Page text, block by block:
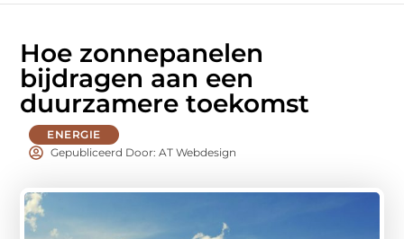
Hoe zonnepanelen
bijdragen aan een
duurzamere toekomst
ENERGIE
Gepubliceerd Door: AT Webdesign